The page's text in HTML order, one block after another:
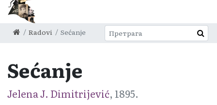
Radovi Sećanje
Sećanje
Jelena J. Dimitrijević, 1895.